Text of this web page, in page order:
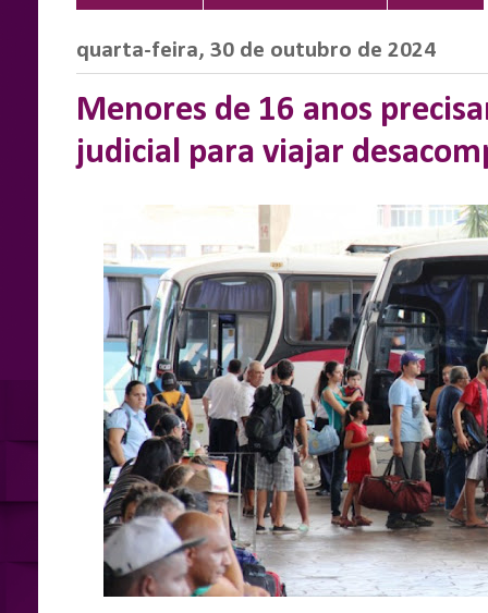
quarta-feira, 30 de outubro de 2024
Menores de 16 anos
judicial para viajar